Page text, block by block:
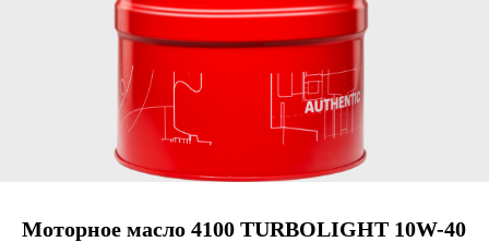
Моторное масло 4100 TURBOLIGHT 10W-40